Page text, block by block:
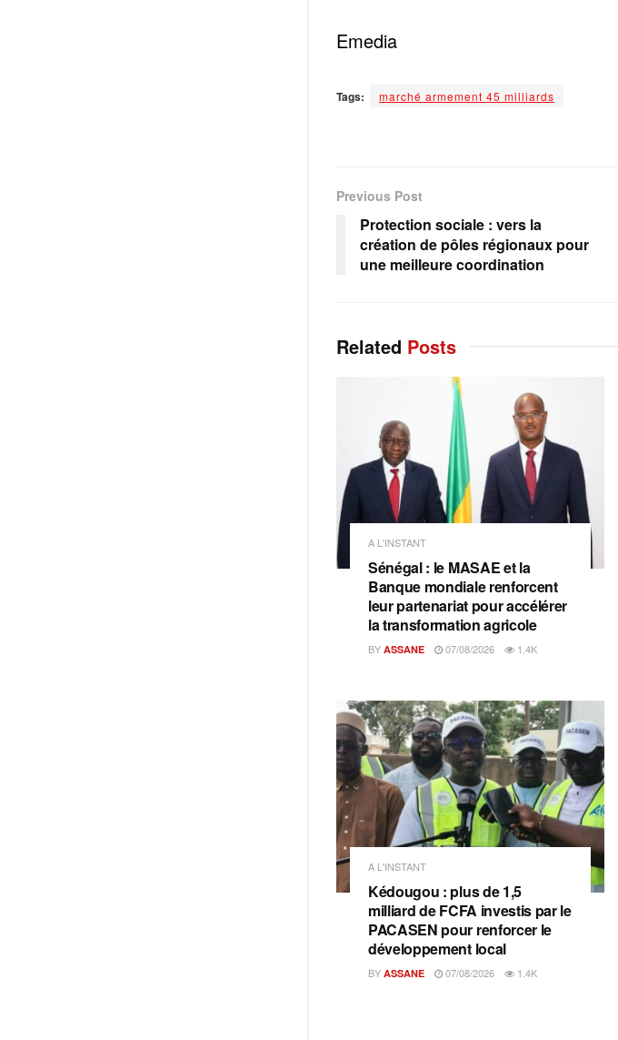
Emedia
Tags: marché armement 45 milliards
Previous Post
Protection sociale : vers la
création de pôles régionaux pour
une meilleure coordination
Related Posts
A L'INSTANT
Sénégal : le MASAE et la
Banque mondiale renforcent
leur partenariat pour accélérer
la transformation agricole
BY ASSANE 07/08/2026 1.4K
A L'INSTANT
Kédougou : plus de 1,5
milliard de FCFA investis par le
PACASEN pour renforcer le
développement local
BY ASSANE 07/08/2026 1.4K